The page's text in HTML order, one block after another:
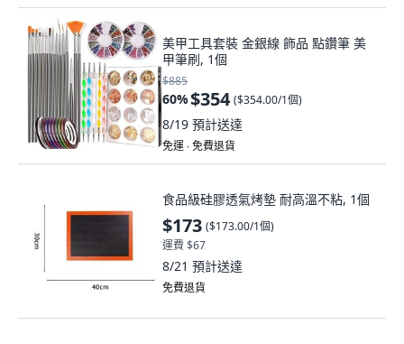
美甲工具套裝 金銀線 飾品 點鑽筆 美
甲筆刷, 1個
$885
60%$354 ($354.00/1個)
8/19 預計送達
免運 ∙ 免費退貨
食品級硅膠透氣烤墊 耐高溫不粘, 1個
$173 ($173.00/1個)
運費 $67
8/21 預計送達
免費退貨